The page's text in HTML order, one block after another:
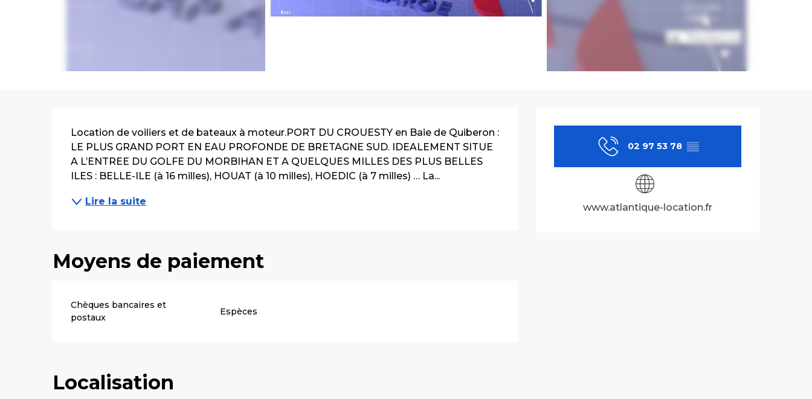
Ouverture et
02 97 53 78 ▒▒
www.atlantique-location.fr
Description
Location de voiliers et de bateaux à moteur.PORT DU CROUESTY en Baie de Quiberon :
LE PLUS GRAND PORT EN EAU PROFONDE DE BRETAGNE SUD. IDEALEMENT SITUE
A L’ENTREE DU GOLFE DU MORBIHAN ET A QUELQUES MILLES DES PLUS BELLES
ILES : BELLE-ILE (à 16 milles), HOUAT (à 10 milles), HOEDIC (à 7 milles) … La...
Lire la suite
Moyens de paiement
Chèques bancaires et
postaux
Espèces
Localisation